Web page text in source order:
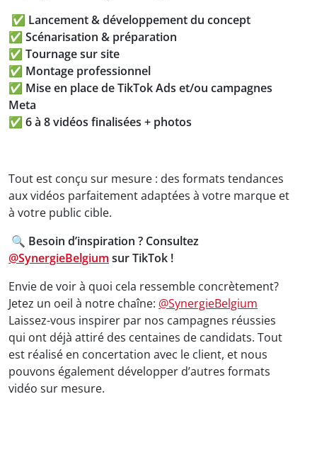
✅ Lancement & développement du concept
✅ Scénarisation & préparation
✅ Tournage sur site
✅ Montage professionnel
✅ Mise en place de TikTok Ads et/ou campagnes
Meta
✅ 6 à 8 vidéos finalisées + photos
Tout est conçu sur mesure : des formats tendances
aux vidéos parfaitement adaptées à votre marque et
à votre public cible.
🔍 Besoin d’inspiration ? Consultez
@SynergieBelgium sur TikTok !
Envie de voir à quoi cela ressemble concrètement?
Jetez un oeil à notre chaîne: @SynergieBelgium
Laissez-vous inspirer par nos campagnes réussies
qui ont déjà attiré des centaines de candidats. Tout
est réalisé en concertation avec le client, et nous
pouvons également développer d’autres formats
vidéo sur mesure.